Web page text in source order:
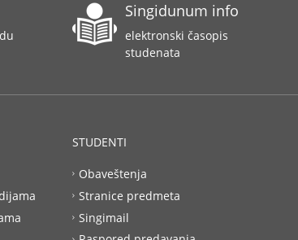
Singidunum info
elektronski časopis
studenata
STUDENTI
Obaveštenja
Stranice predmeta
Singimail